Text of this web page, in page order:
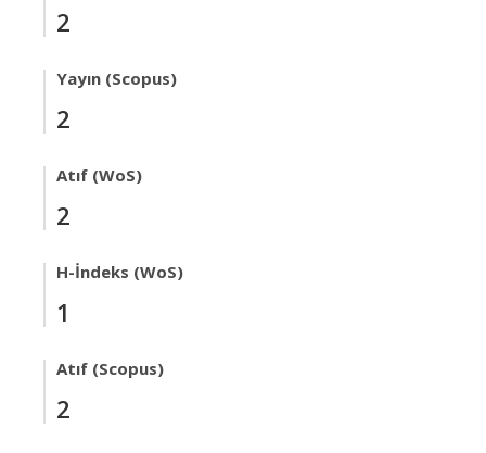
2
Yayın (Scopus)
2
Atıf (WoS)
2
H-İndeks (WoS)
1
Atıf (Scopus)
2